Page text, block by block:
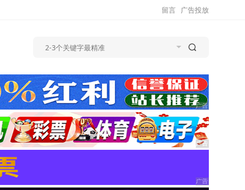
广告投放
留言